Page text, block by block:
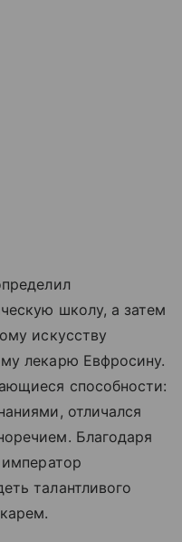
школу, а затем
искусству
лекарю Евфросину.
способности:
отличался
Благодаря
талантливого